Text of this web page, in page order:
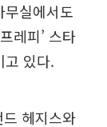
실에서도
레피’ 스타
고 있다.
헤지스와